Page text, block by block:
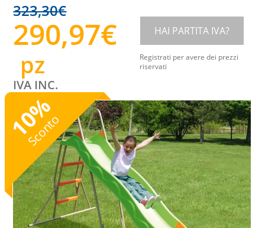
323,30€
290,97€
pz
IVA INC.
HAI PARTITA IVA?
Registrati per avere dei prezzi
riservati
10
%
Sconto